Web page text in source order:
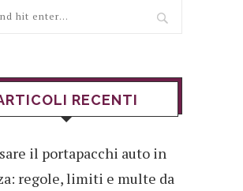
RECENTI
il portapacchi auto in
regole, limiti e multe da